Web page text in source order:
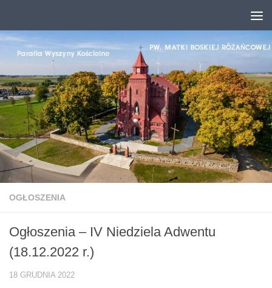
OGŁOSZENIA
Ogłoszenia – IV Niedziela Adwentu
(18.12.2022 r.)
18 GRUDNIA 2022